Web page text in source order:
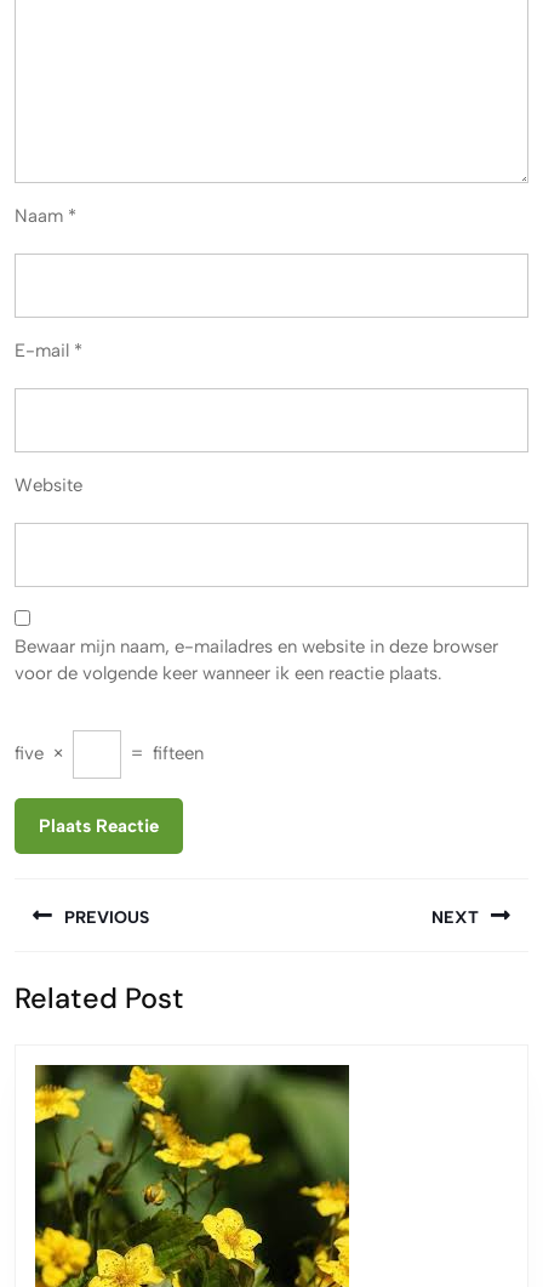
Naam *
E-mail *
Website
Bewaar mijn naam, e-mailadres en website in deze browser
voor de volgende keer wanneer ik een reactie plaats.
five × = fifteen
PREVIOUS
bericht:
NEXT
Related Post